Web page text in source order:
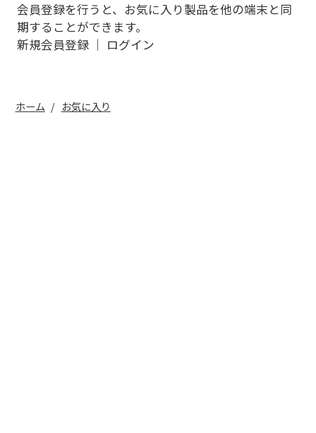
会員登録を行うと、お気に入り製品を他の端末と同
期することができます。
新規会員登録｜ ログイン
ホーム お気に入り